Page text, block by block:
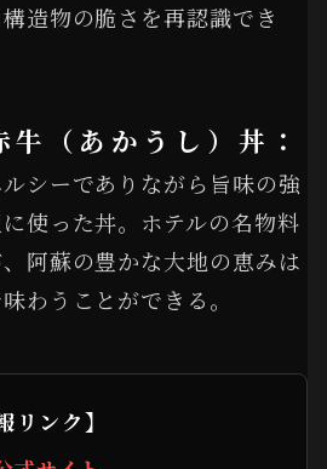
造物の脆さを再認識でき
（あかうし）丼：
シーでありながら旨味の強
使った丼。ホテルの名物料
阿蘇の豊かな大地の恵みは
わうことができる。
リンク】